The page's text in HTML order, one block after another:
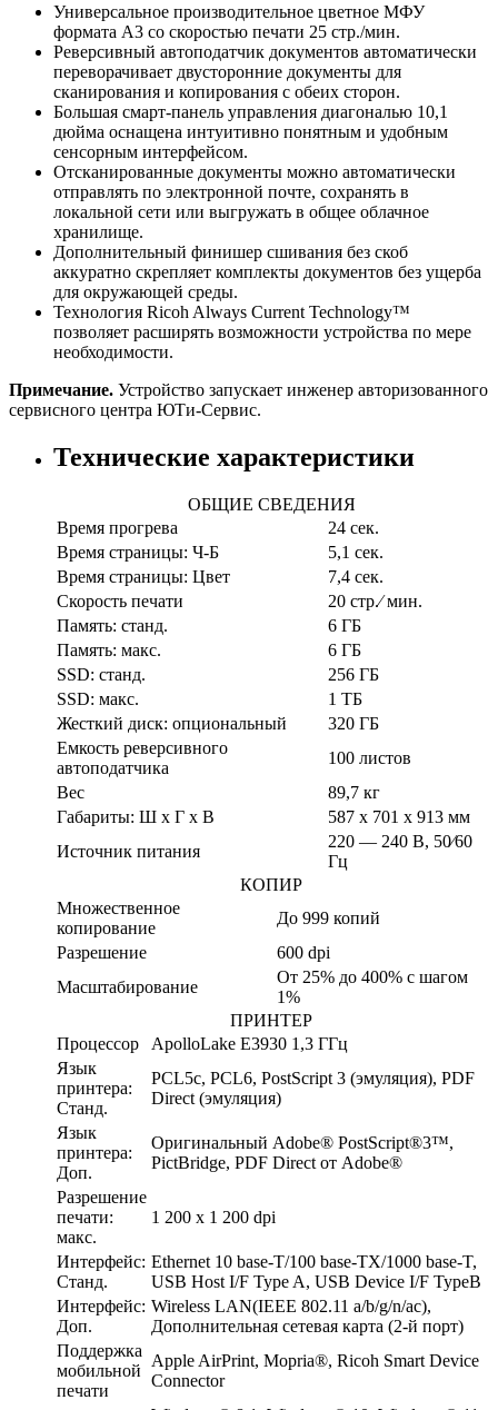
Универсальное производительное цветное МФУ
формата A3 со скоростью печати 25 стр./мин.
Реверсивный автоподатчик документов автоматически
переворачивает двусторонние документы для
сканирования и копирования с обеих сторон.
Большая смарт-панель управления диагональю 10,1
дюйма оснащена интуитивно понятным и удобным
сенсорным интерфейсом.
Отсканированные документы можно автоматически
отправлять по электронной почте, сохранять в
локальной сети или выгружать в общее облачное
хранилище.
Дополнительный финишер сшивания без скоб
аккуратно скрепляет комплекты документов без ущерба
для окружающей среды.
Технология Ricoh Always Current Technology™
позволяет расширять возможности устройства по мере
необходимости.
Примечание. Устройство запускает инженер авторизованного
сервисного центра ЮТи-Сервис.
Технические характеристики
ОБЩИЕ СВЕДЕНИЯ
Время прогрева
24 сек.
Время страницы: Ч-Б
5,1 сек.
Время страницы: Цвет
7,4 сек.
Скорость печати
20 стр.⁄ мин.
Память: станд.
6 ГБ
Память: макс.
6 ГБ
SSD: станд.
256 ГБ
SSD: макс.
1 TБ
Жесткий диск: опциональный
320 ГБ
Емкость реверсивного
автоподатчика
100 листов
Вес
89,7 кг
Габариты: Ш x Г x В
587 x 701 x 913 мм
Источник питания
220 — 240 В, 50⁄60
Гц
КОПИР
Множественное
копирование
До 999 копий
Разрешение
600 dpi
Масштабирование
От 25% до 400% с шагом
1%
ПРИНТЕР
Процессор
ApolloLake E3930 1,3 ГГц
Язык
принтера:
Станд.
PCL5c, PCL6, PostScript 3 (эмуляция), PDF
Direct (эмуляция)
Язык
принтера:
Доп.
Оригинальный Adobe® PostScript®3™,
PictBridge, PDF Direct от Adobe®
Разрешение
печати:
макс.
1 200 x 1 200 dpi
Интерфейс:
Станд.
Ethernet 10 base-T/100 base-TX/1000 base-T,
USB Host I/F Type A, USB Device I/F TypeB
Интерфейс:
Доп.
Wireless LAN(IEEE 802.11 a/b/g/n/ac),
Дополнительная сетевая карта (2-й порт)
Поддержка
мобильной
печати
Apple AirPrint, Mopria®, Ricoh Smart Device
Connector